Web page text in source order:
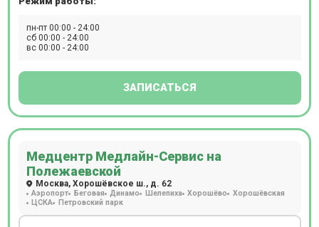
пн-пт 00:00 - 24:00
сб 00:00 - 24:00
вс 00:00 - 24:00
ЗАПИСАТЬСЯ
Медцентр Медлайн-Сервис на
Полежаевской
Москва, Хорошёвское ш., д. 62
Аэропорт Беговая Динамо Шелепиха Хорошёво Хорошёвская
ЦСКА Петровский парк